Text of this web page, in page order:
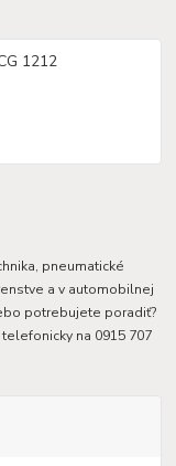
pneumatické
a v automobilnej
potrebujete poradiť?
na 0915 707